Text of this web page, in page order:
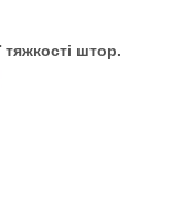
штор.